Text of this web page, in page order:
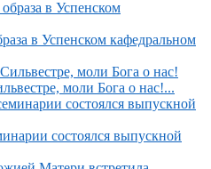
в Успенском кафедральном
моли Бога о нас!...
состоялся выпускной